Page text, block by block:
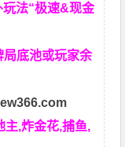
法“极速&现金
局底池或玩家余
主,炸金花,捕鱼,